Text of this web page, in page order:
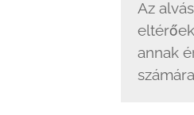
Az
annak